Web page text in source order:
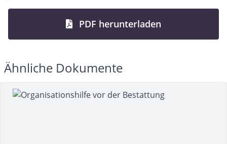
PDF herunterladen
Ähnliche Dokumente